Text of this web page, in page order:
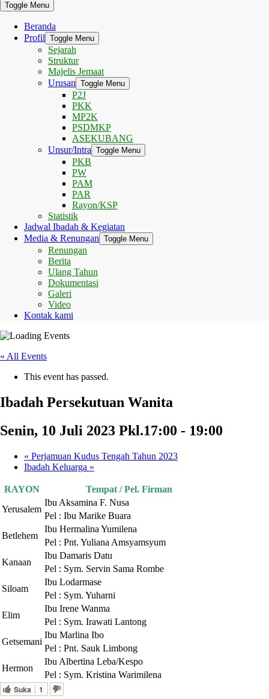
Toggle Menu
Beranda
Profil Toggle Menu
Sejarah
Struktur
Majelis Jemaat
Urusan Toggle Menu
P2J
PKK
MP2K
PSDMKP
ASEKUBANG
Unsur/Intra Toggle Menu
PKB
PW
PAM
PAR
Rayon/KSP
Statistik
Jadwal Ibadah & Kegiatan
Media & Renungan Toggle Menu
Renungan
Berita
Ulang Tahun
Dokumentasi
Galeri
Video
Kontak kami
« All Events
This event has passed.
Ibadah Persekutuan Wanita
Senin, 10 Juli 2023 Pkl.17:00 - 19:00
« Perjamuan Kudus Tengah Tahun 2023
Ibadah Keluarga »
RAYON
Tempat / Pel. Firman
Yerusalem
Ibu Aksamina F. Nusa
Pel : Ibu Marike Buara
Betlehem
Ibu Hermalina Yumilena
Pel : Pnt. Yuliana Amsyamsyum
Kanaan
Ibu Damaris Datu
Pel : Sym. Servin Sama Rombe
Siloam
Ibu Lodarmase
Pel : Sym. Yuharni
Elim
Ibu Irene Wanma
Pel : Sym. Irawati Lantong
Getsemani
Ibu Marlina Ibo
Pel : Pnt. Sauk Limbong
Hermon
Ibu Albertina Leba/Kespo
Pel : Sym. Kristina Warimilena
Suka 1